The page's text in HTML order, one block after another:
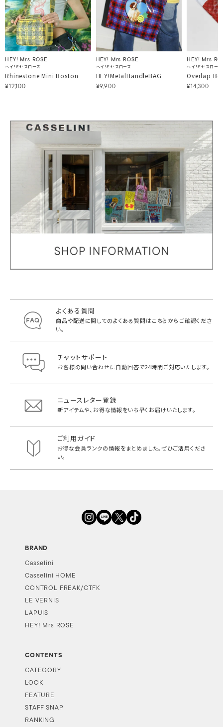
HEY! Mrs ROSE
ヘイ！ミセスローズ
Rhinestone Mini Boston
¥12,100
HEY! Mrs ROSE
ヘイ！ミセスローズ
HEY!MetalHandleBAG
¥9,900
HEY! Mrs
ヘイ！ミセスローズ
Overlap
¥14,300
よくある質問
商品や配送に関してのよくある質問はこちらからご確認くださ
い。
チャットサポート
お客様の問い合わせに自動回答で24時間ご対応いたします。
ニュースレター登録
新アイテムや、お得な情報をいち早く お届けいたします。
ご利用ガイド
お得な会員ランクの情報をまとめました。ぜひご活用くださ
い。
BRAND
Casselini
Casselini HOME
CONTROL FREAK/CTFK
LE VERNIS
LAPUIS
HEY! Mrs ROSE
CONTENTS
CATEGORY
LOOK
FEATURE
STAFF SNAP
RANKING